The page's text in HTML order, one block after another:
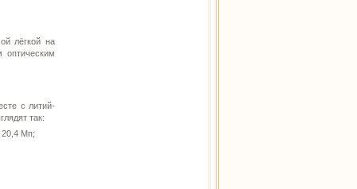
лёгкой на
оптическим
с литий-
так:
20,4 Мп;